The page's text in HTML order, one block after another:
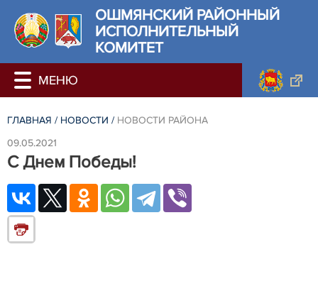
ОШМЯНСКИЙ РАЙОННЫЙ
ИСПОЛНИТЕЛЬНЫЙ
КОМИТЕТ
ГЛАВНАЯ / НОВОСТИ / НОВОСТИ РАЙОНА
09.05.2021
С Днем Победы!